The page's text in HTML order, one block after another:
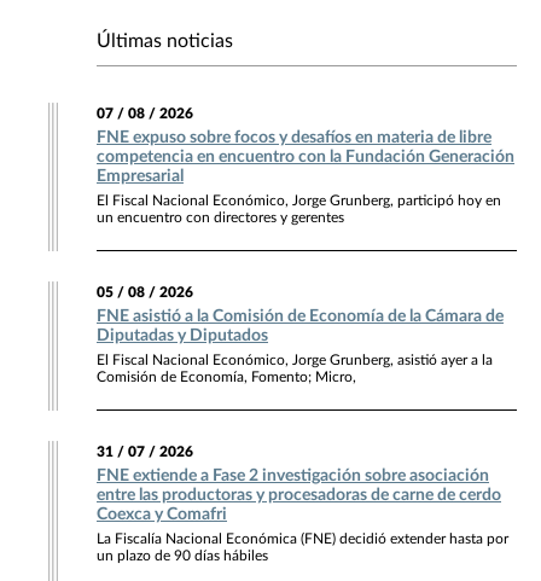
Últimas noticias
07 / 08 / 2026
FNE expuso sobre focos y desafíos en materia de libre
competencia en encuentro con la Fundación Generación
Empresarial
El Fiscal Nacional Económico, Jorge Grunberg, participó hoy en
un encuentro con directores y gerentes
05 / 08 / 2026
FNE asistió a la Comisión de Economía de la Cámara de
Diputadas y Diputados
El Fiscal Nacional Económico, Jorge Grunberg, asistió ayer a la
Comisión de Economía, Fomento; Micro,
31 / 07 / 2026
FNE extiende a Fase 2 investigación sobre asociación
entre las productoras y procesadoras de carne de cerdo
Coexca y Comafri
La Fiscalía Nacional Económica (FNE) decidió extender hasta por
un plazo de 90 días hábiles